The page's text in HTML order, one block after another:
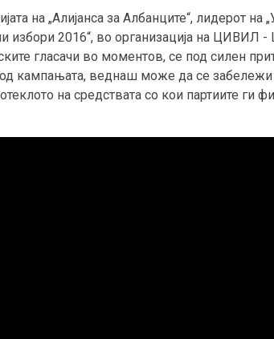
на „Алијанса за Албанците“, лидерот на
избори 2016“, во организација на ЦИВИЛ -
гласачи во моментов, се под силен
кампањата, веднаш може да се забележи
на средствата со кои партиите ги